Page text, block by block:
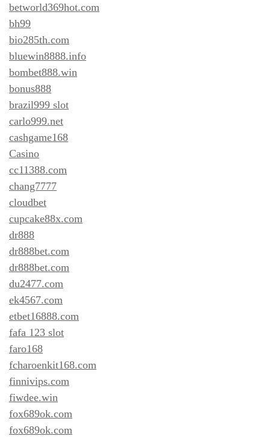
betworld369hot.com
bh99
bio285th.com
bluewin8888.info
bombet888.win
bonus888
brazil999 slot
carlo999.net
cashgame168
Casino
cc11388.com
chang7777
cloudbet
cupcake88x.com
dr888
dr888bet.com
dr888bet.com
du2477.com
ek4567.com
etbet16888.com
fafa 123 slot
faro168
fcharoenkit168.com
finnivips.com
fiwdee.win
fox689ok.com
fox689ok.com